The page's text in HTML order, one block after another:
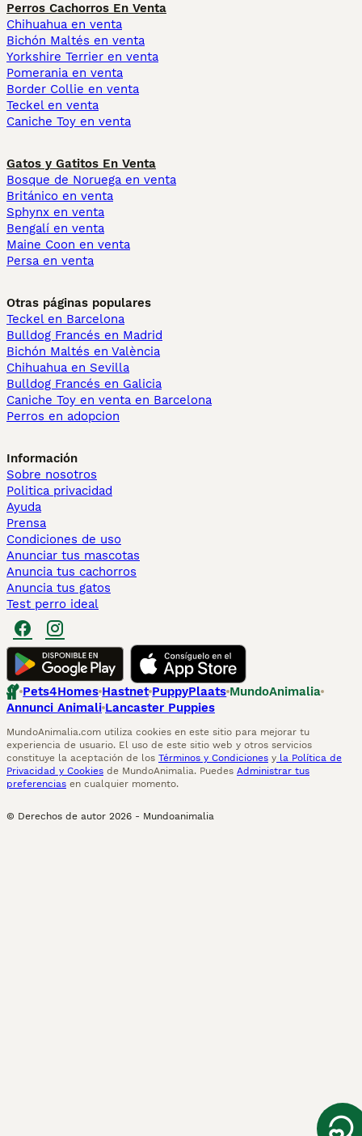
Perros Cachorros En Venta
Chihuahua en venta
Bichón Maltés en venta
Yorkshire Terrier en venta
Pomerania en venta
Border Collie en venta
Teckel en venta
Caniche Toy en venta
Gatos y Gatitos En Venta
Bosque de Noruega en venta
Británico en venta
Sphynx en venta
Bengalí en venta
Maine Coon en venta
Persa en venta
Otras páginas populares
Teckel en Barcelona
Bulldog Francés en Madrid
Bichón Maltés en València
Chihuahua en Sevilla
Bulldog Francés en Galicia
Caniche Toy en venta en Barcelona
Perros en adopcion
Información
Sobre nosotros
Politica privacidad
Ayuda
Prensa
Condiciones de uso
Anunciar tus mascotas
Anuncia tus cachorros
Anuncia tus gatos
Test perro ideal
Pets4Homes Hastnet PuppyPlaats MundoAnimalia
Annunci Animali Lancaster Puppies
MundoAnimalia.com utiliza cookies en este sitio para mejorar tu
experiencia de usuario. El uso de este sitio web y otros servicios
constituye la aceptación de los Términos y Condiciones y la Política de
Privacidad y Cookies de MundoAnimalia. Puedes Administrar tus
preferencias en cualquier momento.
© Derechos de autor 2026 - Mundoanimalia